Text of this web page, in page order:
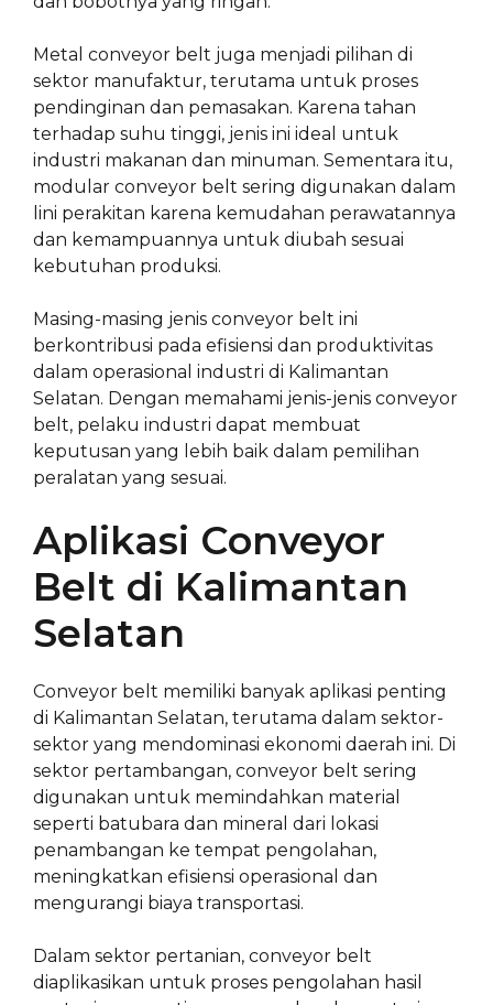
Metal conveyor belt juga menjadi pilihan di
sektor manufaktur, terutama untuk proses
pendinginan dan pemasakan. Karena tahan
terhadap suhu tinggi, jenis ini ideal untuk
industri makanan dan minuman. Sementara itu,
modular conveyor belt sering digunakan dalam
lini perakitan karena kemudahan perawatannya
dan kemampuannya untuk diubah sesuai
kebutuhan produksi.
Masing-masing jenis conveyor belt ini
berkontribusi pada efisiensi dan produktivitas
dalam operasional industri di Kalimantan
Selatan. Dengan memahami jenis-jenis conveyor
belt, pelaku industri dapat membuat
keputusan yang lebih baik dalam pemilihan
peralatan yang sesuai.
Aplikasi Conveyor
Belt di Kalimantan
Selatan
Conveyor belt memiliki banyak aplikasi penting
di Kalimantan Selatan, terutama dalam sektor-
sektor yang mendominasi ekonomi daerah ini. Di
sektor pertambangan, conveyor belt sering
digunakan untuk memindahkan material
seperti batubara dan mineral dari lokasi
penambangan ke tempat pengolahan,
meningkatkan efisiensi operasional dan
mengurangi biaya transportasi.
Dalam sektor pertanian, conveyor belt
diaplikasikan untuk proses pengolahan hasil